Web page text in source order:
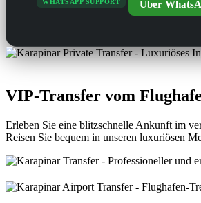
WHATSAPP SUPPORT Über
VIP-Transfer vom
Erleben Sie eine blitzschnelle Ankunft im
Reisen Sie bequem in unseren luxuriösen